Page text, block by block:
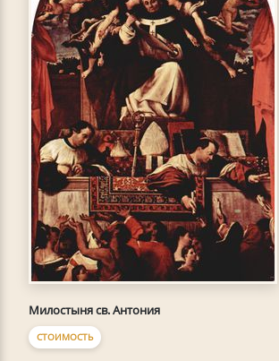
Милостыня св. Антония
СТОИМОСТЬ